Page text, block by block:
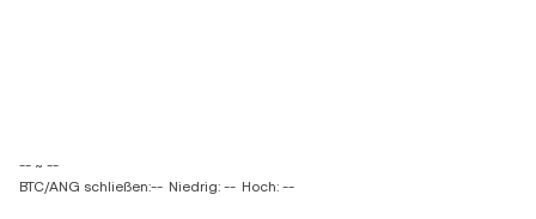
-- ~ --
BTC/ANG schließen:-- Niedrig: -- Hoch: --